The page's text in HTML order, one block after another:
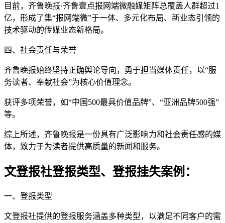
目前，齐鲁晚报·齐鲁壹点报网端微融媒矩阵总覆盖人群超过1
亿，形成了集“报网端微”于一体、多元化布局、新业态引领的
技术驱动的传媒业态新格局。
四、社会责任与荣誉
齐鲁晚报始终坚持正确舆论导向，勇于担当媒体责任，以“服
务读者、奉献社会”为核心价值理念。
获评多项荣誉，如“中国500最具价值品牌”、“亚洲品牌500强”
等。
综上所述，齐鲁晚报是一份具有广泛影响力和社会责任感的媒
体，致力于为读者提供高质量的新闻和服务。
文登报社登报类型、登报挂失案例：
一、登报类型
文登报社提供的登报服务涵盖多种类型，以满足不同客户的需